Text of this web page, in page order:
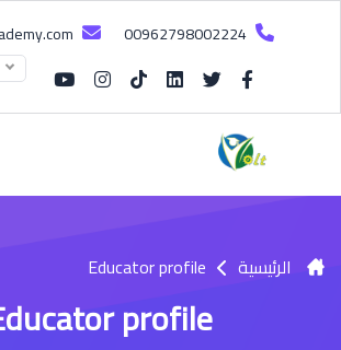
00962798002224
الرئيسية Educator profile
profile